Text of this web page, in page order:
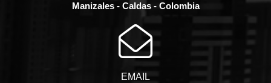
Manizales - Caldas - Colombia
EMAIL